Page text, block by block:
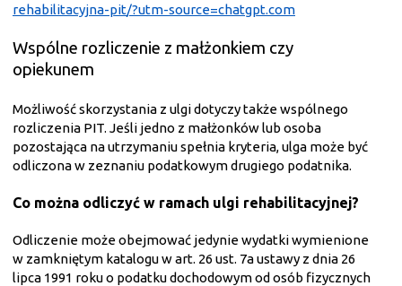
rehabilitacyjna-pit/?utm-source=chatgpt.com
Wspólne rozliczenie z małżonkiem czy
opiekunem
Możliwość skorzystania z ulgi dotyczy także wspólnego
rozliczenia PIT. Jeśli jedno z małżonków lub osoba
pozostająca na utrzymaniu spełnia kryteria, ulga może być
odliczona w zeznaniu podatkowym drugiego podatnika.
Co można odliczyć w ramach ulgi rehabilitacyjnej?
Odliczenie może obejmować jedynie wydatki wymienione
w zamkniętym katalogu w art. 26 ust. 7a ustawy z dnia 26
lipca 1991 roku o podatku dochodowym od osób fizycznych